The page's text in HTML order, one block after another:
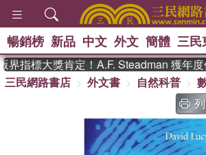
熱搜： 東野圭吾
、 如果
國際布
念華 、 台灣的
孩：黎曼猜想 、
暢銷榜 新品 中文 外文 簡體 三民
指標大獎肯定！A.F. Steadman 獲年度
三民網路書店
外文書 自然科普